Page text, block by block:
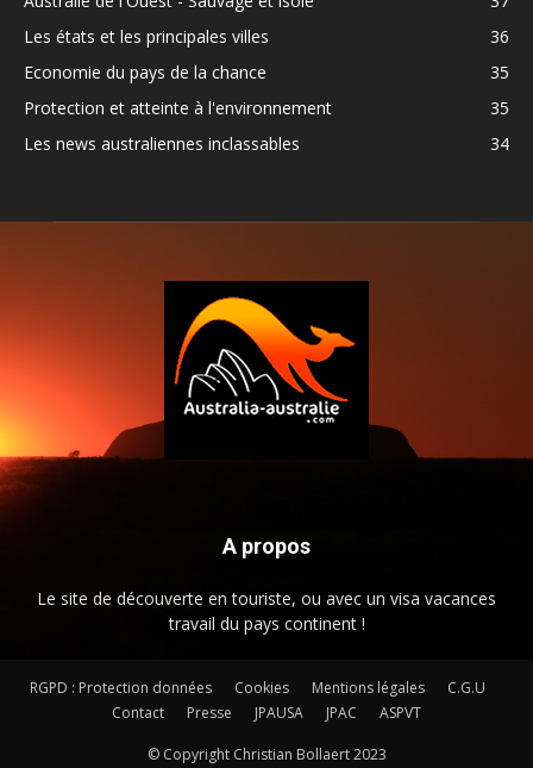
Les états et les principales villes
36
Economie du pays de la chance
35
Protection et atteinte à l'environnement
35
Les news australiennes inclassables
34
A propos
Le site de découverte en touriste, ou avec un visa vacances
travail du pays continent !
RGPD : Protection données Cookies Mentions légales
C.G.U
Contact
Presse JPAUSA JPAC ASPVT
© Copyright Christian Bollaert 2023